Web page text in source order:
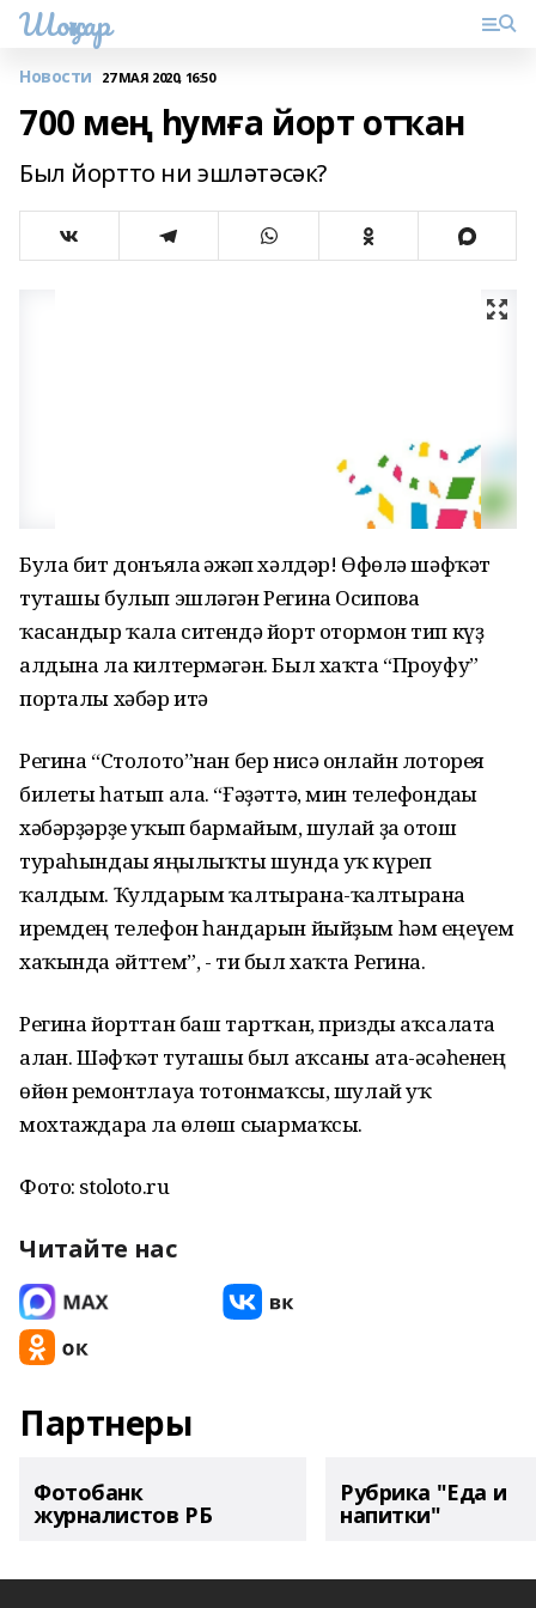
Шоңҡар
Новости 27 МАЯ 2020, 16:50
700 мең һумға йорт отҡан
Был йортто ни эшләтәсәк?
Була бит донъяла ғәжәп хәлдәр! Өфөлә шәфҡәт
туташы булып эшләгән Регина Осипова
ҡасандыр ҡала ситендә йорт отормон тип күҙ
алдына ла килтермәгән. Был хаҡта “Проуфу”
порталы хәбәр итә
Регина “Столото”нан бер нисә онлайн лоторея
билеты һатып ала. “Ғәҙәттә, мин телефондағы
хәбәрҙәрҙе уҡып бармайым, шулай ҙа отош
тураһындағы яңылыҡты шунда уҡ күреп
ҡалдым. Ҡулдарым ҡалтырана-ҡалтырана
иремдең телефон һандарын йыйҙым һәм еңеүем
хаҡында әйттем”, - ти был хаҡта Регина.
Регина йорттан баш тартҡан, призды аҡсалата
алған. Шәфҡәт туташы был аҡсаны ата-әсәһенең
өйөн ремонтлауға тотонмаҡсы, шулай уҡ
мохтаждарға ла өлөш сығармаҡсы.
Фото: stoloto.ru
Читайте нас
Партнеры
Фотобанк
журналистов РБ
Рубрика "Еда и
напитки"